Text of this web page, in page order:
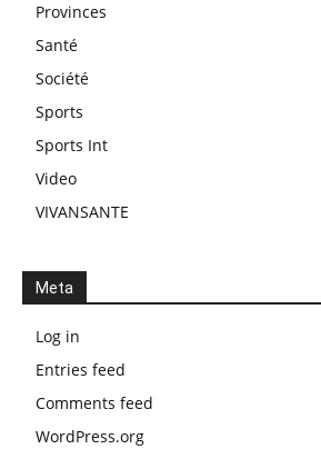
Provinces
Santé
Société
Sports
Sports Int
Video
VIVANSANTE
Meta
Log in
Entries feed
Comments feed
WordPress.org